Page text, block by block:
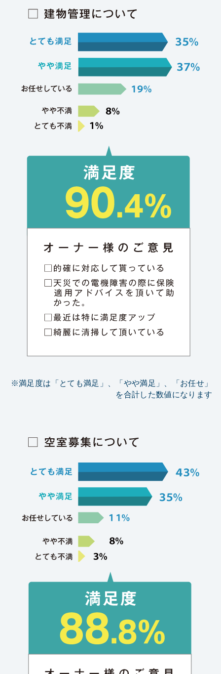
※満足度は「とても満足」、「やや満足」、「お任せ」
を合計した数値になります